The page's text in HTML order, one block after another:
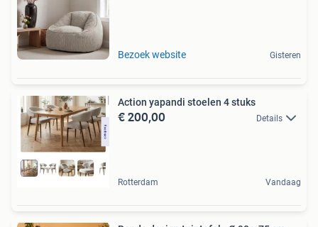
Bezoek website Gisteren
Action yapandi stoelen 4 stuks
€ 200,00 Details
Rotterdam Vandaag